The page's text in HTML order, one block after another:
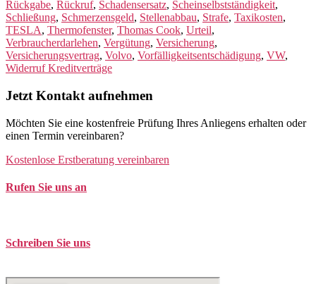
Rückgabe, Rückruf, Schadensersatz, Scheinselbstständigkeit,
Schließung, Schmerzensgeld, Stellenabbau, Strafe, Taxikosten,
TESLA, Thermofenster, Thomas Cook, Urteil,
Verbraucherdarlehen, Vergütung, Versicherung,
Versicherungsvertrag, Volvo, Vorfälligkeitsentschädigung, VW,
Widerruf Kreditverträge
Jetzt Kontakt aufnehmen
Möchten Sie eine kostenfreie Prüfung Ihres Anliegens erhalten oder
einen Termin vereinbaren?
Kostenlose Erstberatung vereinbaren
Rufen Sie uns an
Schreiben Sie uns